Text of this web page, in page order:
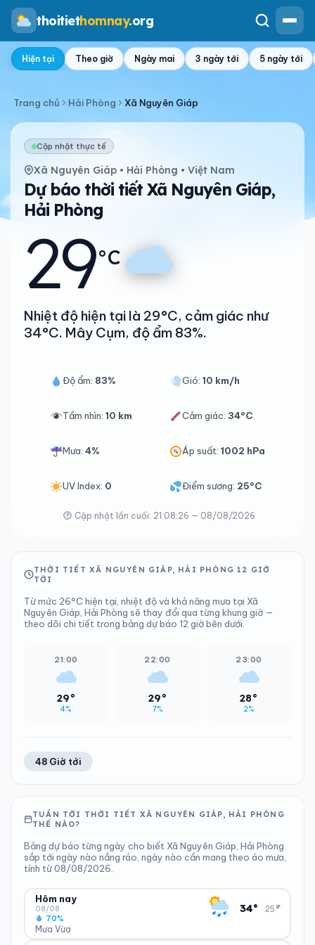
thoitiethomnay.org
Hiện tại Theo giờ Ngày mai 3 ngày tới 5 ngày tới
Trang chủ Hải Phòng Xã Nguyên Giáp
Cập nhật thực tế
Xã Nguyên Giáp • Hải Phòng • Việt Nam
Dự báo thời tiết Xã Nguyên Giáp,
Hải Phòng
29°C
Nhiệt độ hiện tại là 29°C, cảm giác như
34°C. Mây Cụm, độ ẩm 83%.
Độ ẩm: 83% Gió:10 km/h
Tầm nhìn: 10 km Cảm giác:34°C
Mưa: 4% Áp suất:1002 hPa
UV Index: 0 Điểm sương: 25°C
Cập nhật lần cuối: 21:08:26 — 08/08/2026
THỜI TIẾT XÃ NGUYÊN GIÁP, HẢI PHÒNG 12 GIỜ
TỚI
Từ mức 26°C hiện tại, nhiệt độ và khả năng mưa tại Xã
Nguyên Giáp, Hải Phòng sẽ thay đổi qua từng khung giờ —
theo dõi chi tiết trong bảng dự báo 12 giờ bên dưới.
21:00
29°
4%
22:00
29°
7%
23:00
28°
2%
48 Giờ tới
TUẦN TỚI THỜI TIẾT XÃ NGUYÊN GIÁP, HẢI PHÒNG
THẾ NÀO?
Bảng dự báo từng ngày cho biết Xã Nguyên Giáp, Hải Phòng
sắp tới ngày nào nắng ráo, ngày nào cần mang theo áo mưa,
tính từ 08/08/2026.
Hôm nay
08/08
Mưa Vừa
70%
34° 25°
▾